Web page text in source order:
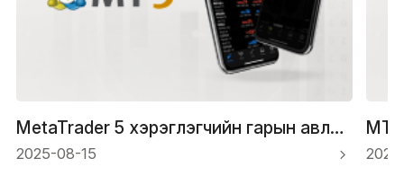
MetaTrader 5 хэрэглэгчийн гарын авлага: Арилжааг хэрхэн суулгах, гүйцэтгэх талаар
2025-08-15